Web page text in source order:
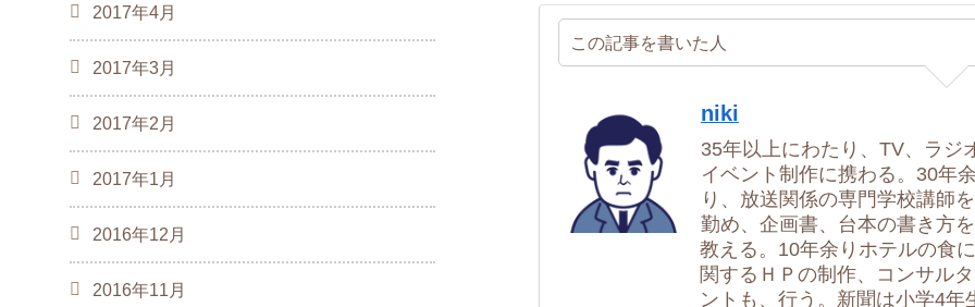
この記事を書いた人
niki
35年以上にわたり、TV、ラジ
イベント制作に携わる。30年
り、放送関係の専門学校講師を
勤め、企画書、台本の書き方を
教える。10年余りホテルの食に
関するＨＰの制作、コンサルタ
ントも、行う。新聞は小学4年
2017年4月
2017年3月
2017年2月
2017年1月
2016年12月
2016年11月